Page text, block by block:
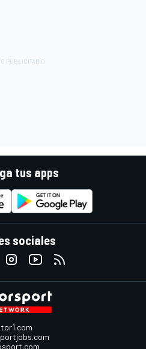
tus apps
sociales